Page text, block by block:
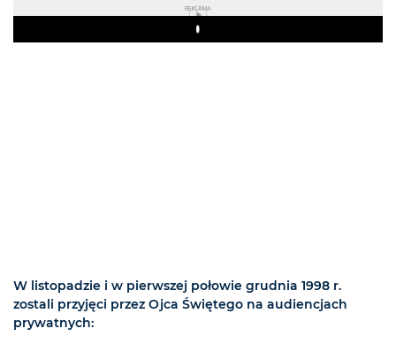
REKLAMA
Play
W listopadzie i w pierwszej połowie grudnia 1998 r.
zostali przyjęci przez Ojca Świętego na audiencjach
prywatnych: